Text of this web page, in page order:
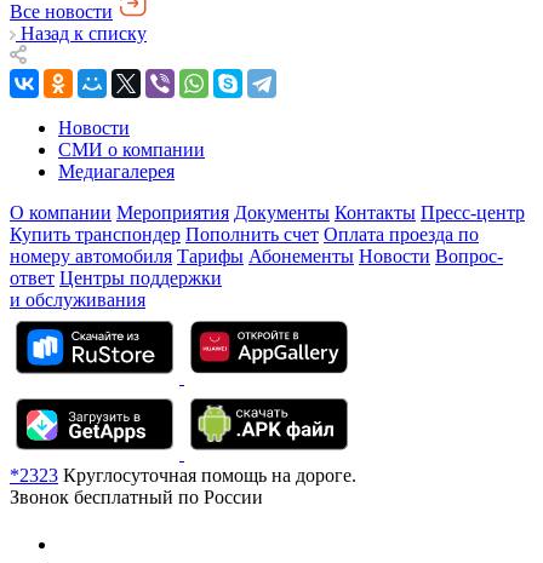
Все новости
Назад к списку
Новости
СМИ о компании
Медиагалерея
О компании Мероприятия Документы Контакты Пресс-центр
Купить транспондер Пополнить счет Оплата проезда по
номеру автомобиля Тарифы Абонементы Новости Вопрос-
ответ Центры поддержки
и обслуживания
*2323 Круглосуточная помощь на дороге.
Звонок бесплатный по России